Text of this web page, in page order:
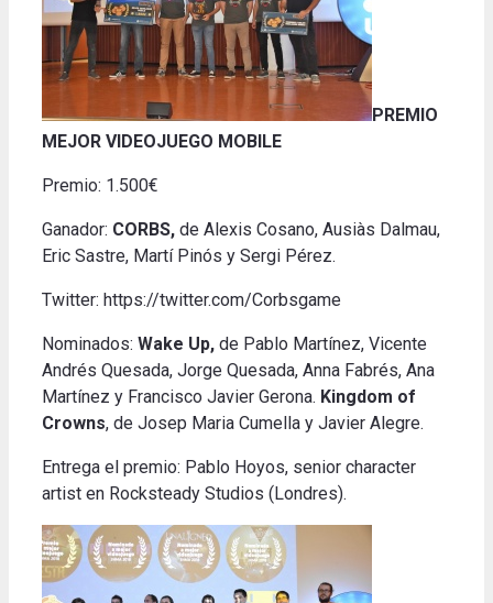
PREMIO
MEJOR VIDEOJUEGO MOBILE
Premio: 1.500€
Ganador: CORBS, de Alexis Cosano, Ausiàs Dalmau,
Eric Sastre, Martí Pinós y Sergi Pérez.
Twitter: https://twitter.com/Corbsgame
Nominados: Wake Up, de Pablo Martínez, Vicente
Andrés Quesada, Jorge Quesada, Anna Fabrés, Ana
Martínez y Francisco Javier Gerona. Kingdom of
Crowns, de Josep Maria Cumella y Javier Alegre.
Entrega el premio: Pablo Hoyos, senior character
artist en Rocksteady Studios (Londres).